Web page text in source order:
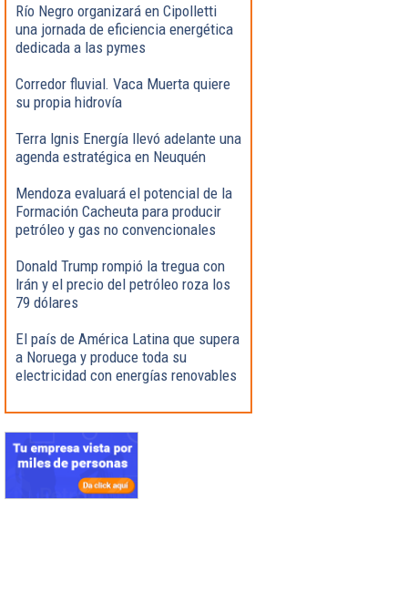
Río Negro organizará en Cipolletti
una jornada de eficiencia energética
dedicada a las pymes
Corredor fluvial. Vaca Muerta quiere
su propia hidrovía
Terra Ignis Energía llevó adelante una
agenda estratégica en Neuquén
Mendoza evaluará el potencial de la
Formación Cacheuta para producir
petróleo y gas no convencionales
Donald Trump rompió la tregua con
Irán y el precio del petróleo roza los
79 dólares
El país de América Latina que supera
a Noruega y produce toda su
electricidad con energías renovables